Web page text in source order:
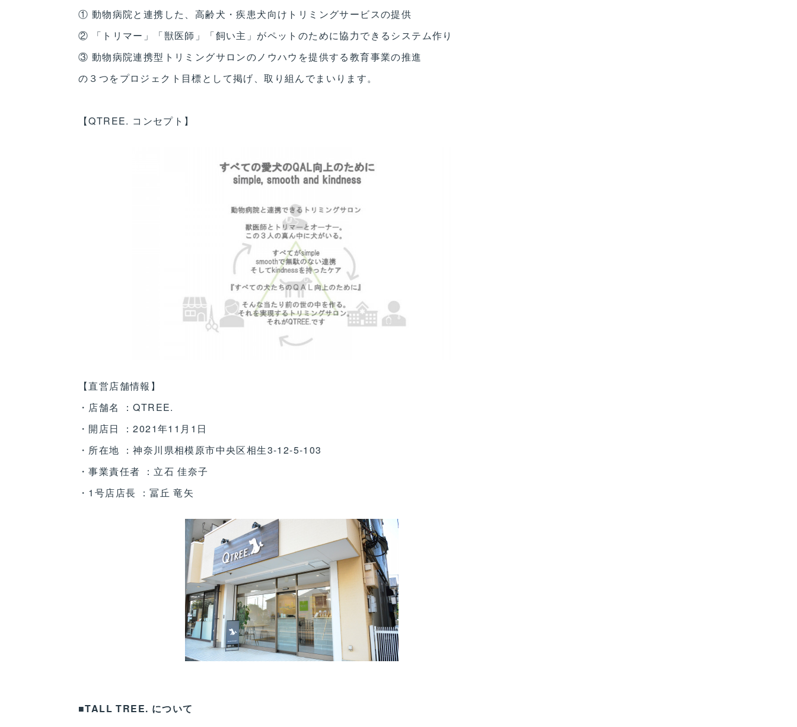
① 動物病院と連携した、高齢犬・疾患犬向けトリミングサービスの提供
② 「トリマー」「獣医師」「飼い主」がペットのために協力できるシステム作り
③ 動物病院連携型トリミングサロンのノウハウを提供する教育事業の推進
の３つをプロジェクト目標として掲げ、取り組んでまいります。
【QTREE. コンセプト】
【直営店舗情報】
・店舗名 ：QTREE.
・開店日 ：2021年11月1日
・所在地 ：神奈川県相模原市中央区相生3-12-5-103
・事業責任者 ：立石 佳奈子
・1号店店長 ：冨丘 竜矢
■TALL TREE. について